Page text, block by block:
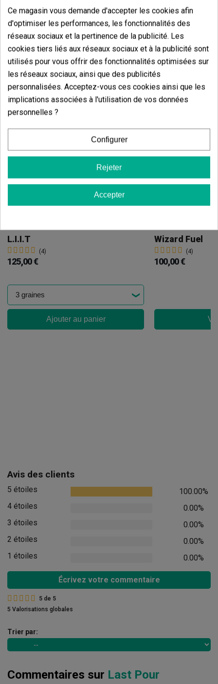
techniques de culture comme le topping ou le SCROG.
La floraison est complète en 63 jours, produisant des
têtes denses et résineuses de 500 à 600 g/m².En
extérieur, elle s'adapte aux climats chauds,
atteignant jusqu'à 230 cm et produisant jusqu'à 1400 g
par plante. Sa résistance aux parasites est élevée et
sa tolérance à l'arrosage est moyenne à élevée, ce
qui facilite son entretien. Elle nécessite une attention
modérée pour obtenir les meilleurs résultats en
termes de saveur, d'arôme et de résine.
Les graines de cannabis sont vendues à des fins
décoratives et de collection. GB The Green Brand n'est
Vous aimerez aussi
L.I.I.T
(4)
125,00 €
Ajouter au panier
Wizard Fuel
(4)
100,00 €
Avis des clients
5 étoiles
100.00%
4 étoiles
0.00%
3 étoiles
0.00%
2 étoiles
0.00%
1 étoiles
0.00%
Écrivez votre commentaire
5 de 5
5 Valorisations globales
Trier par:
Commentaires sur Last Pour
Ce magasin vous demande d'accepter les cookies afin
d'optimiser les performances, les fonctionnalités des
réseaux sociaux et la pertinence de la publicité. Les
cookies tiers liés aux réseaux sociaux et à la publicité sont
utilisés pour vous offrir des fonctionnalités optimisées sur
les réseaux sociaux, ainsi que des publicités
personnalisées. Acceptez-vous ces cookies ainsi que les
implications associées à l'utilisation de vos données
personnelles ?
Configurer
Rejeter
Accepter